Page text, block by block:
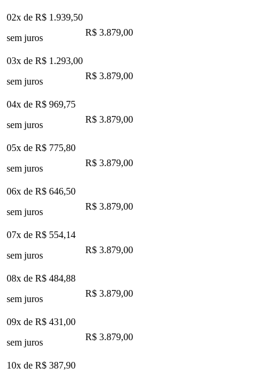
02x de R$ 1.939,50
sem juros
R$ 3.879,00
03x de R$ 1.293,00
sem juros
R$ 3.879,00
04x de R$ 969,75
sem juros
R$ 3.879,00
05x de R$ 775,80
sem juros
R$ 3.879,00
06x de R$ 646,50
sem juros
R$ 3.879,00
07x de R$ 554,14
sem juros
R$ 3.879,00
08x de R$ 484,88
sem juros
R$ 3.879,00
09x de R$ 431,00
sem juros
R$ 3.879,00
10x de R$ 387,90